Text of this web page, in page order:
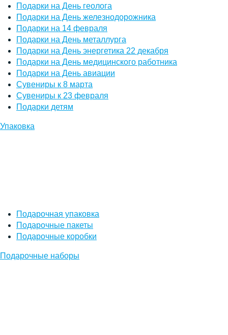
Подарки на День геолога
Подарки на День железнодорожника
Подарки на 14 февраля
Подарки на День металлурга
Подарки на День энергетика 22 декабря
Подарки на День медицинского работника
Подарки на День авиации
Сувениры к 8 марта
Сувениры к 23 февраля
Подарки детям
Упаковка
Подарочная упаковка
Подарочные пакеты
Подарочные коробки
Подарочные наборы